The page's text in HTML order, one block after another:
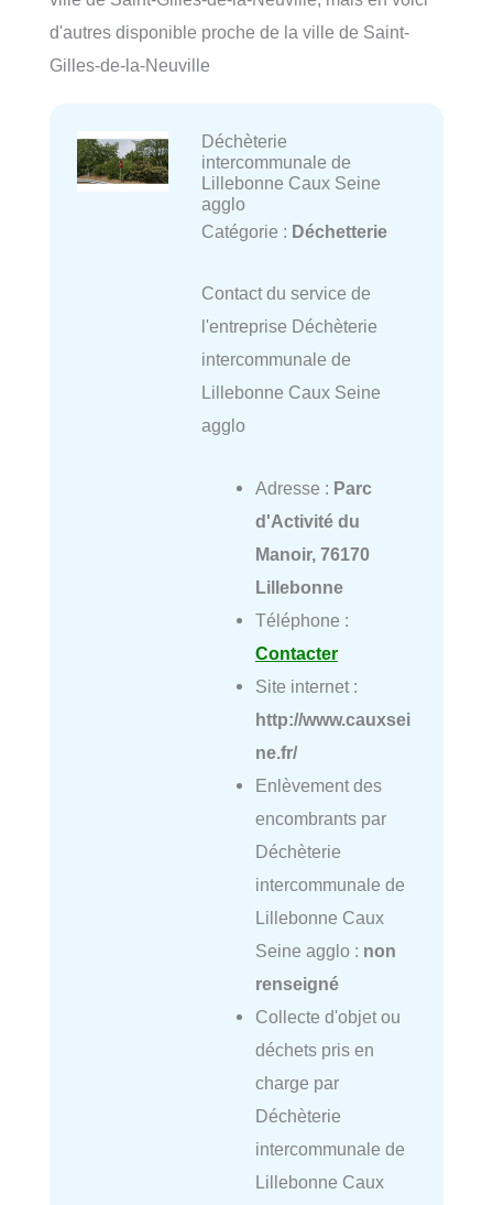
d'autres disponible proche de la ville de Saint-
Gilles-de-la-Neuville
Déchèterie
intercommunale de
Lillebonne Caux Seine
agglo
Catégorie : Déchetterie
Contact du service de
l'entreprise Déchèterie
intercommunale de
Lillebonne Caux Seine
agglo
Adresse : Parc
d'Activité du
Manoir, 76170
Lillebonne
Téléphone :
Contacter
Site internet :
http://www.cauxsei
ne.fr/
Enlèvement des
encombrants par
Déchèterie
intercommunale de
Lillebonne Caux
Seine agglo : non
renseigné
Collecte d'objet ou
déchets pris en
charge par
Déchèterie
intercommunale de
Lillebonne Caux